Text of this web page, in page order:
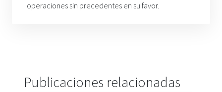
operaciones sin precedentes en su favor.
Publicaciones relacionadas